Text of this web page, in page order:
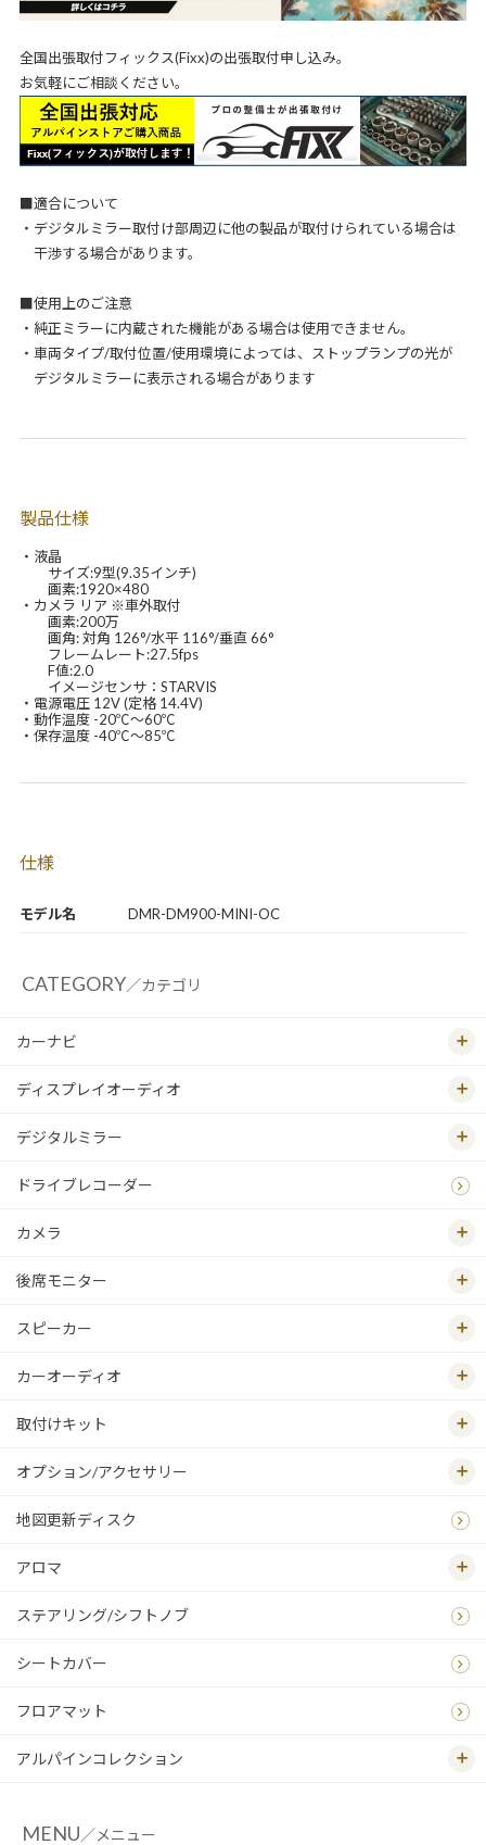
モデル名 DMR-DM900-MINI-OC
全国出張取付フィックス(Fixx)の出張取付申し込み。
お気軽にご相談ください。
■適合について
・デジタルミラー取付け部周辺に他の製品が取付けられている場合は
干渉する場合があります。
■使用上のご注意
・純正ミラーに内蔵された機能がある場合は使用できません。
・車両タイプ/取付位置/使用環境によっては、ストップランプの光が
デジタルミラーに表示される場合があります
製品仕様
・液晶
サイズ:9型(9.35インチ)
画素:1920×480
・カメラ リア ※車外取付
画素:200万
画角: 対角 126°/水平 116°/垂直 66°
フレームレート:27.5fps
F値:2.0
イメージセンサ：STARVIS
・電源電圧 12V (定格 14.4V)
・動作温度 -20℃～60℃
・保存温度 -40℃～85℃
仕様
CATEGORY／カテゴリ
カーナビ
ディスプレイオーディオ
デジタルミラー
ドライブレコーダー
カメラ
後席モニター
スピーカー
カーオーディオ
取付けキット
オプション/アクセサリー
地図更新ディスク
アロマ
ステアリング/シフトノブ
シートカバー
フロアマット
アルパインコレクション
MENU／メニュー